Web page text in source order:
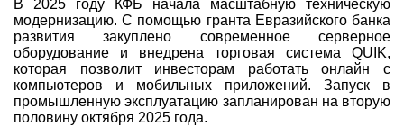
В 2025 году КФБ начала масштабную техническую
модернизацию. С помощью гранта Евразийского банка
развития закуплено современное серверное
оборудование и внедрена торговая система QUIK,
которая позволит инвесторам работать онлайн с
компьютеров и мобильных приложений. Запуск в
промышленную эксплуатацию запланирован на вторую
половину октября 2025 года.